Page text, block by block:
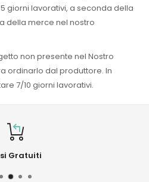
giorni lavorativi, a seconda della
della merce nel nostro
non presente nel Nostro
ordinarlo dal produttore. In
7/10 giorni lavorativi.
Gratuiti